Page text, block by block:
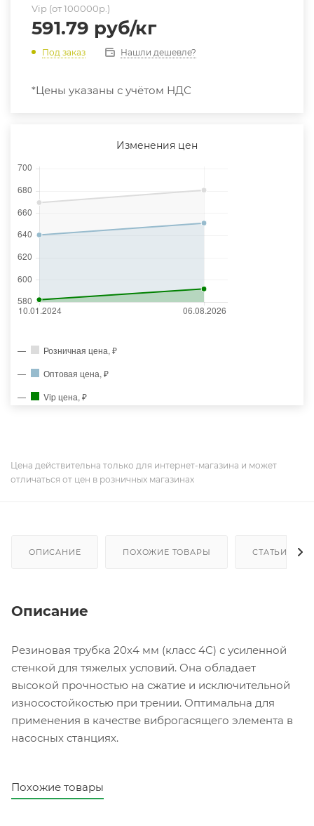
Vip (от 100000р.)
591.79 руб/кг
Под заказ Нашли дешевле?
*Цены указаны с учётом НДС
Изменения цен
Розничная цена, ₽
Оптовая цена, ₽
Vip цена, ₽
Цена действительна только для интернет-магазина и может
отличаться от цен в розничных магазинах
ОПИСАНИЕ ПОХОЖИЕ ТОВАРЫ СТАТЬИ
Описание
Резиновая трубка 20х4 мм (класс 4С) с усиленной
стенкой для тяжелых условий. Она обладает
высокой прочностью на сжатие и исключительной
износостойкостью при трении. Оптимальна для
применения в качестве виброгасящего элемента в
насосных станциях.
Похожие товары